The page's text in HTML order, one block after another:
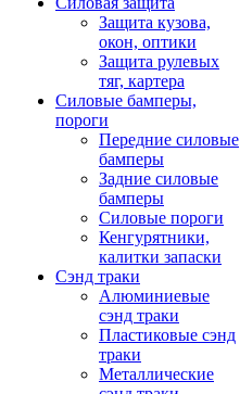
Защита кузова,
окон, оптики
Защита рулевых
тяг, картера
Силовые бамперы,
пороги
Передние силовые
бамперы
Задние силовые
бамперы
Силовые пороги
Кенгурятники,
калитки запаски
Сэнд траки
Алюминиевые
сэнд траки
Пластиковые сэнд
траки
Металлические